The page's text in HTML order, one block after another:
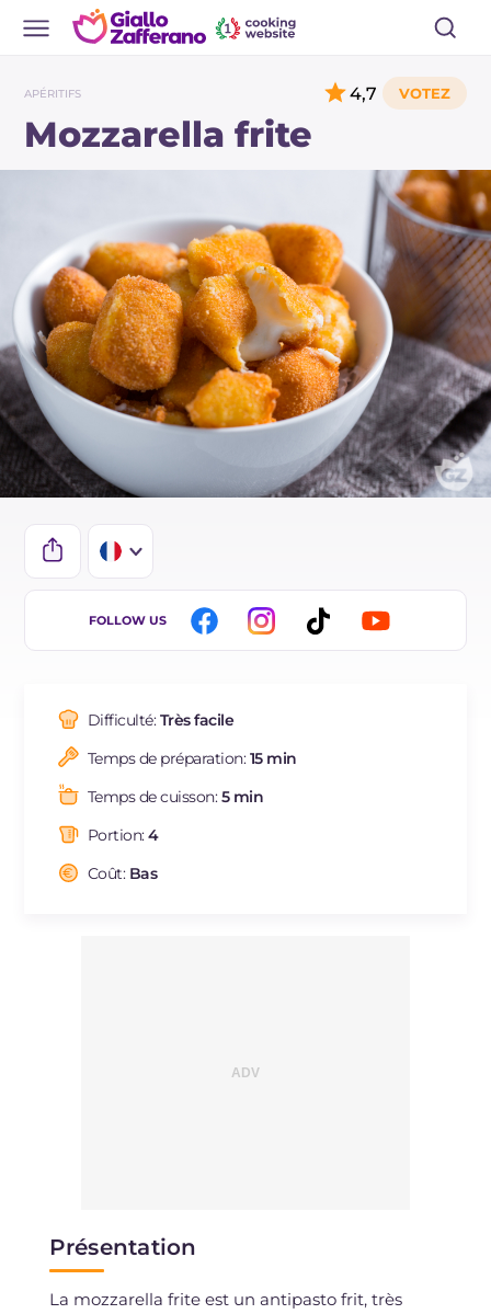
APÉRITIFS
Mozzarella frite
4,7
IT
DE
BR
NL
FOLLOW US
Difficulté:Très facile
Temps de préparation:15 min
Temps de cuisson:5 min
Portion:4
Coût: Bas
Présentation
La mozzarella frite est un antipasto frit, très